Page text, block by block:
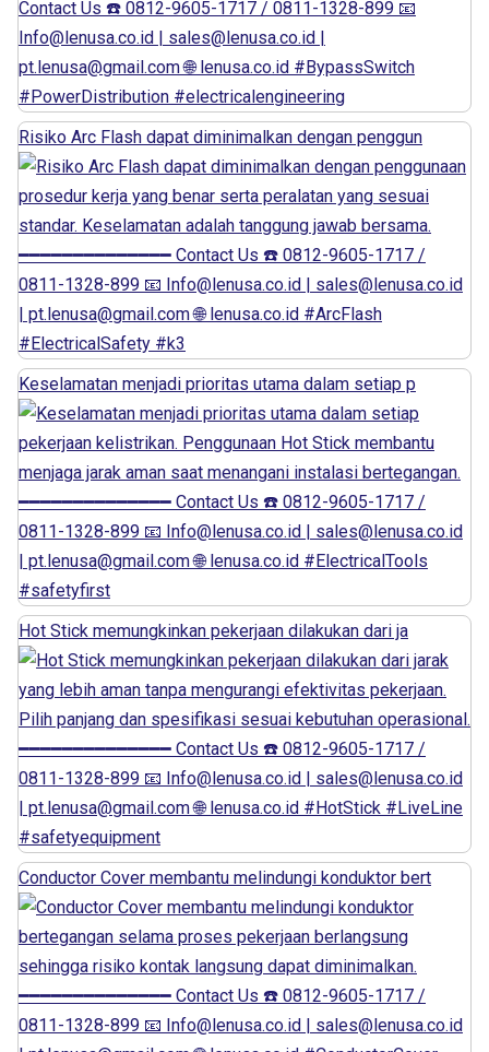
Risiko Arc Flash dapat diminimalkan dengan penggun
Keselamatan menjadi prioritas utama dalam setiap p
Hot Stick memungkinkan pekerjaan dilakukan dari ja
Conductor Cover membantu melindungi konduktor bert